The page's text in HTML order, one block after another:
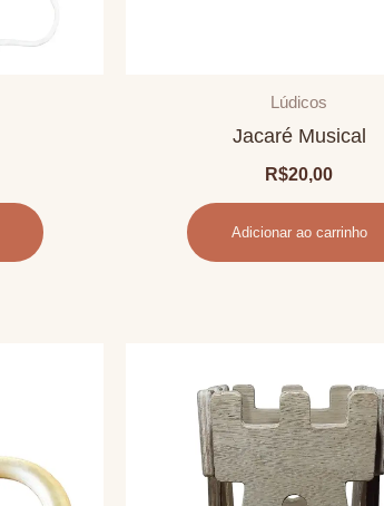
Lúdicos
Jacaré Musical
R$20,00
Adicionar ao carrinho